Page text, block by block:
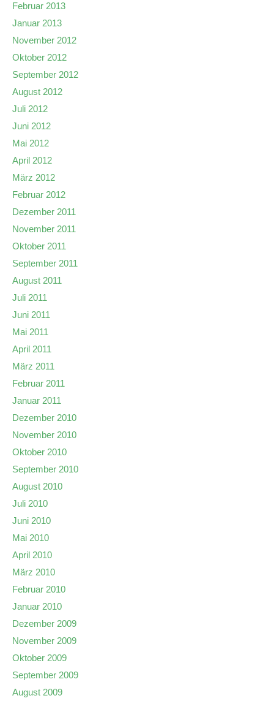
Februar 2013
Januar 2013
November 2012
Oktober 2012
September 2012
August 2012
Juli 2012
Juni 2012
Mai 2012
April 2012
März 2012
Februar 2012
Dezember 2011
November 2011
Oktober 2011
September 2011
August 2011
Juli 2011
Juni 2011
Mai 2011
April 2011
März 2011
Februar 2011
Januar 2011
Dezember 2010
November 2010
Oktober 2010
September 2010
August 2010
Juli 2010
Juni 2010
Mai 2010
April 2010
März 2010
Februar 2010
Januar 2010
Dezember 2009
November 2009
Oktober 2009
September 2009
August 2009